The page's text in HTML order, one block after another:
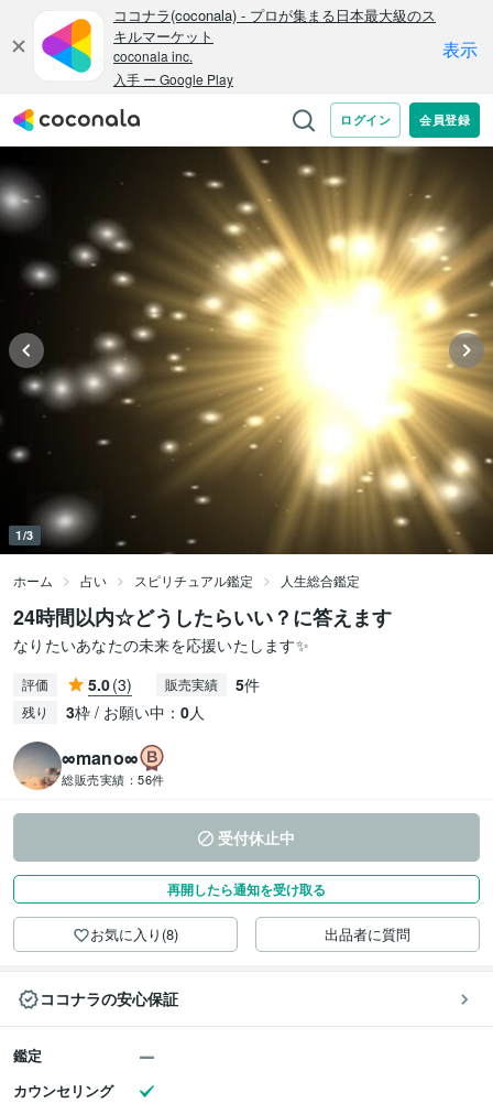
1/3
ホーム 占い スピリチュアル鑑定 人生総合鑑定
24時間以内☆どうしたらいい？に答えます
なりたいあなたの未来を応援いたします✨
評価 5.0(3) 販売実績 5件
残り 3枠 / お願い中： 0人
∞mano∞
総販売実績： 56件
受付休止中
再開したら通知を受け取る
お気に入り(8) 出品者に質問
ココナラの安心保証
鑑定
カウンセリング